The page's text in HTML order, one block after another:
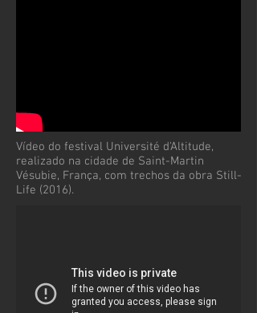
Vídeo do festival Université d'Altitude,
realizado na cidade de Saint-Martin
Vésubie, França, com trechos da obra Still-
Life (2016).